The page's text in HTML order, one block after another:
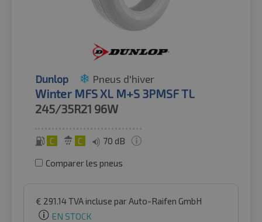
Dunlop Pneus d'hiver
Winter MFS XL M+S 3PMSF TL
245/35R21 96W
C C 70 dB
Comparer les pneus
€ 291.14TVA incluse par Auto-Raifen GmbH
EN STOCK